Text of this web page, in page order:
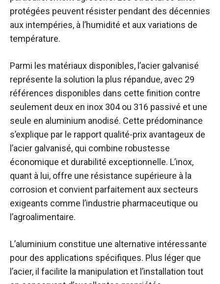
protégées peuvent résister pendant des décennies
aux intempéries, à l’humidité et aux variations de
température.
Parmi les matériaux disponibles, l’acier galvanisé
représente la solution la plus répandue, avec 29
références disponibles dans cette finition contre
seulement deux en inox 304 ou 316 passivé et une
seule en aluminium anodisé. Cette prédominance
s’explique par le rapport qualité-prix avantageux de
l’acier galvanisé, qui combine robustesse
économique et durabilité exceptionnelle. L’inox,
quant à lui, offre une résistance supérieure à la
corrosion et convient parfaitement aux secteurs
exigeants comme l’industrie pharmaceutique ou
l’agroalimentaire.
L’aluminium constitue une alternative intéressante
pour des applications spécifiques. Plus léger que
l’acier, il facilite la manipulation et l’installation tout